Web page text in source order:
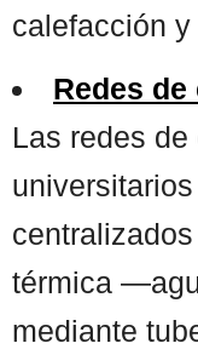
calefacción
Redes
Las redes
térmica
mediante